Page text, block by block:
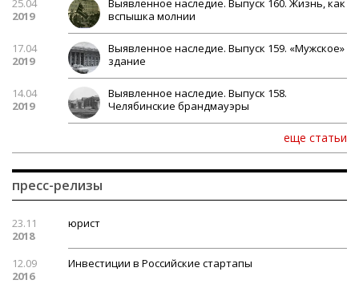
25.04
2019
Выявленное наследие. Выпуск 160. Жизнь, как
вспышка молнии
17.04
2019
Выявленное наследие. Выпуск 159. «Мужское»
здание
14.04
2019
Выявленное наследие. Выпуск 158.
Челябинские брандмауэры
еще статьи
пресс-релизы
23.11
2018
юрист
12.09
2016
Инвестиции в Российские стартапы